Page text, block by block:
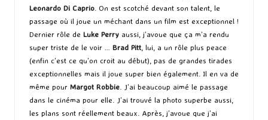
Leonardo Di Caprio . On est scotché devant son talent, le
passage où il joue un méchant dans un film est exceptionnel !
Dernier rôle de Luke Perry aussi, j’avoue que ça m’a rendu
super triste de le voir … Brad Pitt , lui, a un rôle plus peace
(enfin c’est ce qu’on croit au début), pas de grandes tirades
exceptionnelles mais il joue super bien également. Il en va de
même pour Margot Robbie . J’ai beaucoup aimé le passage
dans le cinéma pour elle. J’ai trouvé la photo superbe aussi,
les plans sont réellement beaux. Après, j’avoue que j’ai